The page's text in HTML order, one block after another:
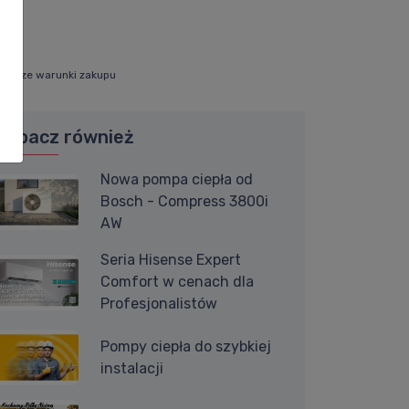
warunki zakupu
Zobacz również
Nowa pompa ciepła od
Bosch - Compress 3800i
AW
Seria Hisense Expert
Comfort w cenach dla
Profesjonalistów
Pompy ciepła do szybkiej
instalacji